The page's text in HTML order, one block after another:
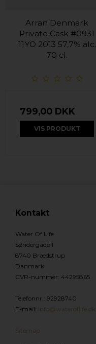
Arran Denmark
Private Cask #0931
11YO 2013 57,7% alc.
70 cl.
799,00 DKK
VIS PRODUKT
Kontakt
Water Of Life
Søndergade 1
8740 Brædstrup
Danmark
CVR-nummer: 44295865
Telefonnr.: 92928740
E-mail: Info@wateroflife.dk
Sitemap